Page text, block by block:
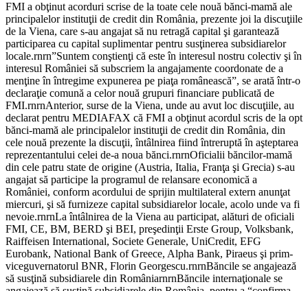
FMI a obţinut acorduri scrise de la toate cele nouă bănci-mamă ale
principalelor instituţii de credit din România, prezente joi la discuţiile
de la Viena, care s-au angajat să nu retragă capital şi garantează
participarea cu capital suplimentar pentru susţinerea subsidiarelor
locale.rnrn”Suntem conştienţi că este în interesul nostru colectiv şi în
interesul României să subscriem la angajamente coordonate de a
menţine în întregime expunerea pe piaţa românească”, se arată într-o
declaraţie comună a celor nouă grupuri financiare publicată de
FMI.rnrnAnterior, surse de la Viena, unde au avut loc discuţiile, au
declarat pentru MEDIAFAX că FMI a obţinut acordul scris de la opt
bănci-mamă ale principalelor instituţii de credit din România, din
cele nouă prezente la discuţii, întâlnirea fiind întreruptă în aşteptarea
reprezentantului celei de-a noua bănci.rnrnOficialii băncilor-mamă
din cele patru state de origine (Austria, Italia, Franţa şi Grecia) s-au
angajat să participe la programul de relansare economică a
României, conform acordului de sprijin multilateral extern anunţat
miercuri, şi să furnizeze capital subsidiarelor locale, acolo unde va fi
nevoie.rnrnLa întâlnirea de la Viena au participat, alături de oficiali
FMI, CE, BM, BERD şi BEI, preşedinţii Erste Group, Volksbank,
Raiffeisen International, Societe Generale, UniCredit, EFG
Eurobank, National Bank of Greece, Alpha Bank, Piraeus şi prim-
viceguvernatorul BNR, Florin Georgescu.rnrnBăncile se angajează
să susţină subsidiarele din RomâniarnrnBăncile internaţionale se